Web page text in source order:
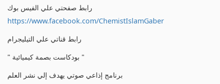
رابط صفحتي علي الفيس بوك
https://www.facebook.com/ChemistIslamGaber
رابط قناتي علي التيليجرام
" بودكاست بصمة كيميائية "
برنامج إذاعي صوتي يهدف إلي نشر العلم